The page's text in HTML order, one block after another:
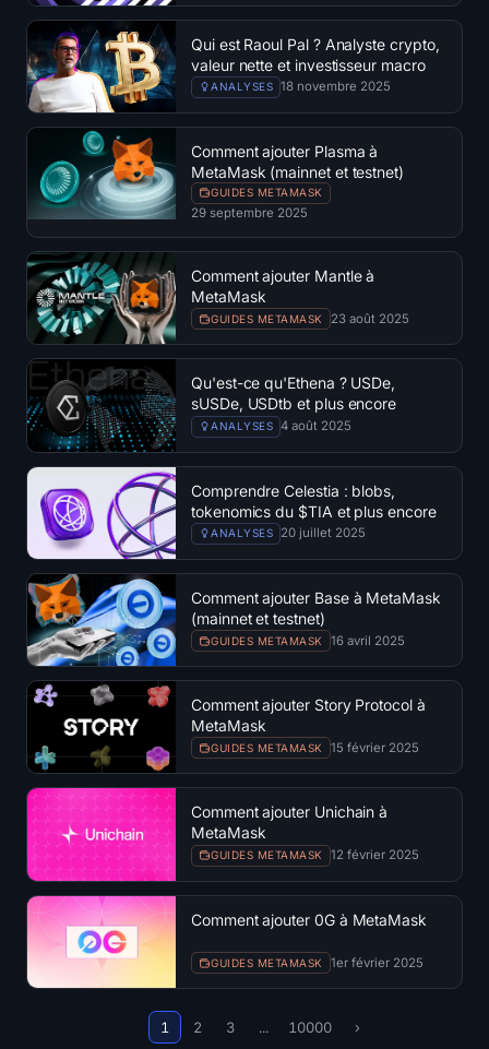
Qui est Raoul Pal ? Analyste crypto,
valeur nette et investisseur macro
ANALYSES 18 novembre 2025
Comment ajouter Plasma à
MetaMask (mainnet et testnet)
GUIDES METAMASK
29 septembre 2025
Comment ajouter Mantle à
MetaMask
GUIDES METAMASK 23 août 2025
Qu'est-ce qu'Ethena ? USDe,
sUSDe, USDtb et plus encore
ANALYSES 4 août 2025
Comprendre Celestia : blobs,
tokenomics du $TIA et plus encore
ANALYSES 20 juillet 2025
Comment ajouter Base à MetaMask
(mainnet et testnet)
GUIDES METAMASK 16 avril 2025
Comment ajouter Story Protocol à
MetaMask
GUIDES METAMASK 15 février 2025
Comment ajouter Unichain à
MetaMask
GUIDES METAMASK 12 février 2025
Comment ajouter 0G à MetaMask
GUIDES METAMASK 1er février 2025
1 2 3 ... 10000 ›